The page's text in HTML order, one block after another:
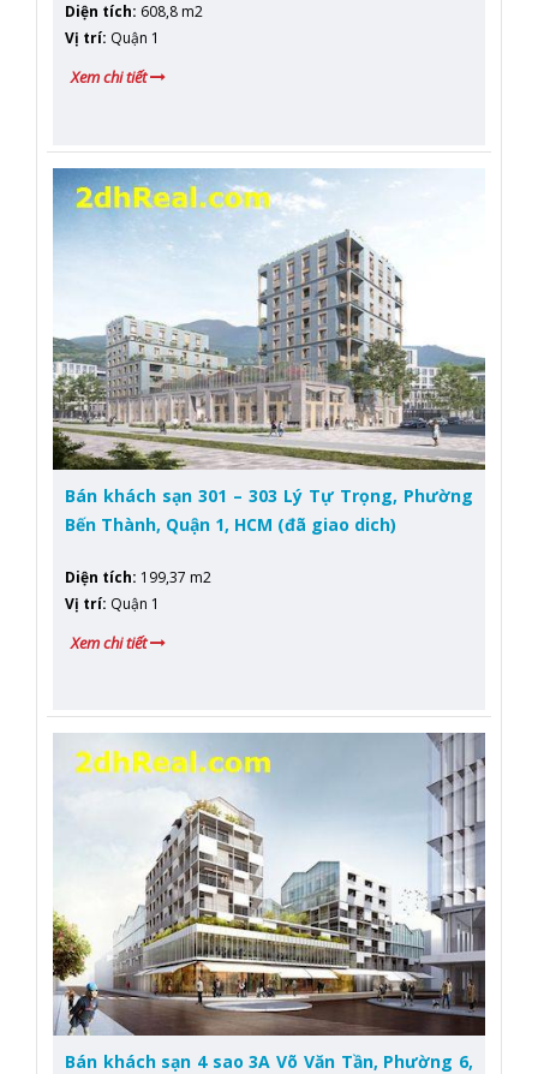
Diện tích: 608,8 m2
Vị trí: Quận 1
Xem chi tiết
Bán khách sạn 301 – 303 Lý Tự Trọng, Phường
Bến Thành, Quận 1, HCM (đã giao dich)
Diện tích: 199,37 m2
Vị trí: Quận 1
Xem chi tiết
Bán khách sạn 4 sao 3A Võ Văn Tần, Phường 6,